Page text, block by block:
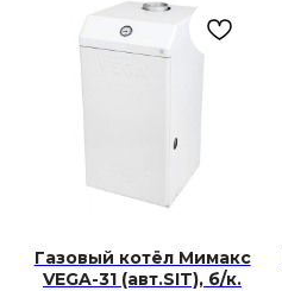
Газовый котёл Мимакс
VEGA-31 (авт.SIT), б/к.